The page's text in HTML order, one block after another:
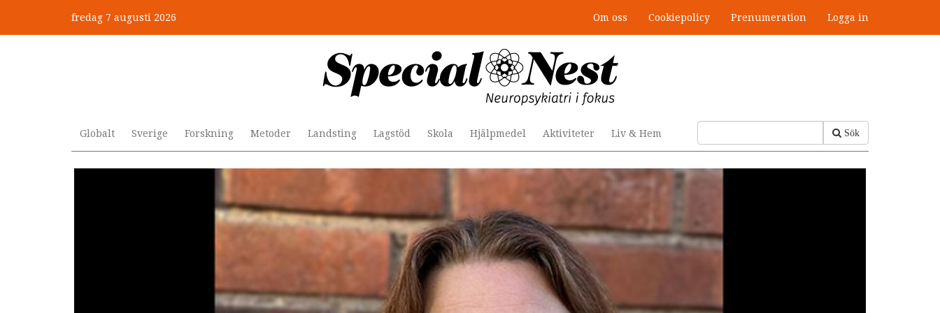
huvudinnehåll
fredag 7 augusti 2026 Om oss Cookiepolicy Prenumeration Logga in
Sök
Globalt Sverige Forskning Metoder Landsting Lagstöd Skola Hjälpmedel Aktiviteter Liv & Hem
”Jobbet gick bra – just därför togs stödet bort”